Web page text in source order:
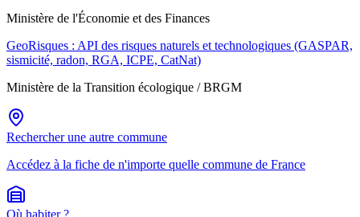
Ministère de l'Économie et des Finances
GeoRisques : API des risques naturels et technologiques (GASPAR,
sismicité, radon, RGA, ICPE, CatNat)
Ministère de la Transition écologique / BRGM
Rechercher une autre commune
Accédez à la fiche de n'importe quelle commune de France